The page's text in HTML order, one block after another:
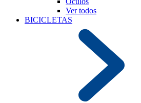
Ver todos
BICICLETAS